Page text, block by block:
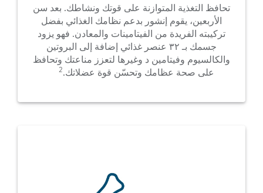
تحافظ التغذية المتوازنة على قوتك ونشاطك. بعد سن
الأربعين، يقوم إنشور بدعم نظامك الغذائي بفضل
تركيبته الفريدة من الفيتامينات والمعادن. فهو يزود
جسمك بـ ٣٢ عنصر غذائي إضافة إلى البروتين
والكالسيوم وفيتامين د وغيرها لتعزز مناعتك وتحافظ
على صحة عظامك وتحسّن قوة عضلاتك.2